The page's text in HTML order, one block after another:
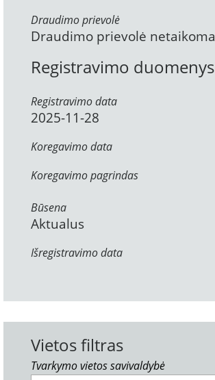
Draudimo prievolė
Draudimo prievolė netaikoma
Registravimo duomenys
Registravimo data
2025-11-28
Koregavimo data
Koregavimo pagrindas
Būsena
Aktualus
Išregistravimo data
Vietos filtras
Tvarkymo vietos savivaldybė